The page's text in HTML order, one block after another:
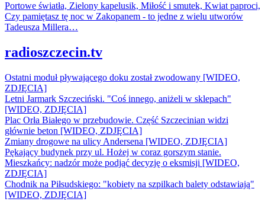
Portowe światła, Zielony kapelusik, Miłość i smutek, Kwiat paproci,
Czy pamiętasz tę noc w Zakopanem - to jedne z wielu utworów
Tadeusza Millera…
radioszczecin.tv
Ostatni moduł pływającego doku został zwodowany [WIDEO,
ZDJĘCIA]
Letni Jarmark Szczeciński. "Coś innego, aniżeli w sklepach"
[WIDEO, ZDJĘCIA]
Plac Orła Białego w przebudowie. Część Szczecinian widzi
głównie beton [WIDEO, ZDJĘCIA]
Zmiany drogowe na ulicy Andersena [WIDEO, ZDJĘCIA]
Pękający budynek przy ul. Hożej w coraz gorszym stanie.
Mieszkańcy: nadzór może podjąć decyzję o eksmisji [WIDEO,
ZDJĘCIA]
Chodnik na Piłsudskiego: "kobiety na szpilkach balety odstawiają"
[WIDEO, ZDJĘCIA]